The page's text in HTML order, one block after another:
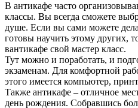
В антикафе часто
классы. Вы всегда сможете
душе. Если вы сами можете
готовы научить этому других,
вантикафе свой мастер класс.
Тут можно и поработать, и
экзаменам. Для комфортной
этого имеется компьютер,
Также антикафе – отличное
день рождения. Собравшись